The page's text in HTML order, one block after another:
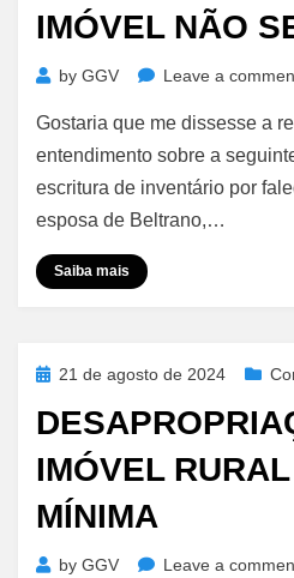
IMÓVEL NÃO
by GGV Leave a
Gostaria que me dissesse a
entendimento sobre a
escritura de inventário por
esposa de Beltrano,…
Saiba mais
Posted21 de agosto de 2024
IMÓVEL
MÍNIMA
by GGV Leave a